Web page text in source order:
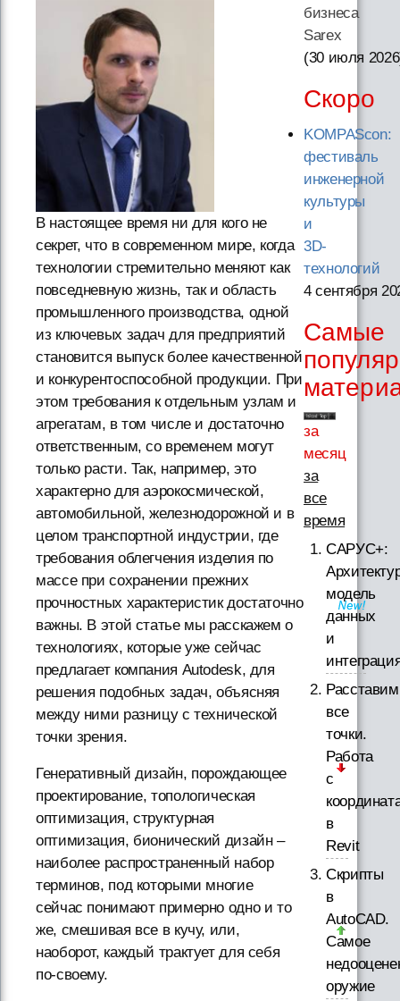
В настоящее время ни для кого не
секрет, что в современном мире, когда
технологии стремительно меняют как
повседневную жизнь, так и область
промышленного производства, одной
из ключевых задач для предприятий
становится выпуск более качественной
и конкурентоспособной продукции. При
этом требования к отдельным узлам и
агрегатам, в том числе и достаточно
ответственным, со временем могут
только расти. Так, например, это
характерно для аэрокосмической,
автомобильной, железнодорожной и в
целом транспортной индустрии, где
требования облегчения изделия по
массе при сохранении прежних
прочностных характеристик достаточно
важны. В этой статье мы расскажем о
технологиях, которые уже сейчас
предлагает компания Autodesk, для
решения подобных задач, объясняя
между ними разницу с технической
точки зрения.
Генеративный дизайн, порождающее
проектирование, топологическая
оптимизация, структурная
оптимизация, бионический дизайн –
наиболее распространенный набор
терминов, под которыми многие
сейчас понимают примерно одно и то
же, смешивая все в кучу, или,
наоборот, каждый трактует для себя
по-своему.
бизнеса
Sarex
(30 июля 2026
Скоро
KOMPAScon:
фестиваль
инженерной
культуры
и
3D-
технологий
4 сентября
Самые
за
месяц
за
все
время
САРУС+:
модель
данных
и
Расставим
все
точки.
Работа
с
в
Revit
Скрипты
в
AutoCAD.
Самое
оружие